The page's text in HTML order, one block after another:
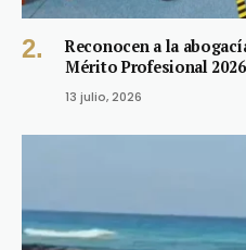
Reconocen a la
Mérito Profesional 2026
13 julio, 2026